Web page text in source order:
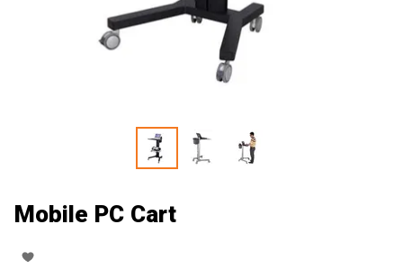
Mobile PC Cart